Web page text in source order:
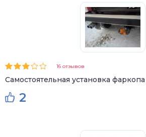
16 отзывов
Самостоятельная установка
2